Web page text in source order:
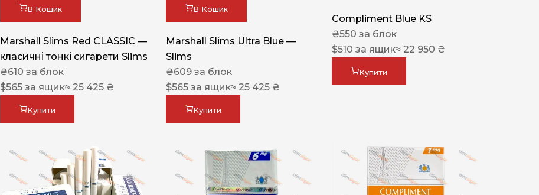
MAN
Arizona
В Кошик
Marshall Slims Red CLASSIC —
класичні тонкі сигарети Slims
₴610 за блок
$565 за ящик≈ 25 425 ₴
Купити
В Кошик
Marshall Slims Ultra Blue —
Slims
₴609 за блок
$565 за ящик≈ 25 425 ₴
Купити
Compliment Blue KS
₴550 за блок
$510 за ящик≈ 22 950 ₴
Купити